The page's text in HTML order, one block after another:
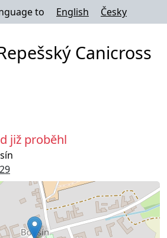
to English Česky
Canicross
již proběhl